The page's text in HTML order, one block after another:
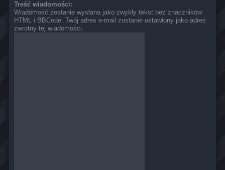
Treść wiadomości:
Wiadomość zostanie wysłana jako zwykły tekst bez znaczników
HTML i BBCode. Twój adres e-mail zostanie ustawiony jako adres
zwrotny tej wiadomości.